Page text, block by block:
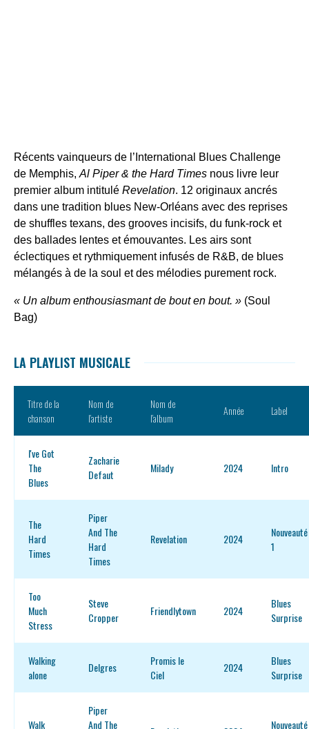
Récents vainqueurs de l’International Blues Challenge
de Memphis,Al Piper & the Hard Times nous livre leur
premier album intitulé Revelation. 12 originaux ancrés
dans une tradition blues New-Orléans avec des reprises
de shuffles texans, des grooves incisifs, du funk-rock et
des ballades lentes et émouvantes. Les airs sont
éclectiques et rythmiquement infusés de R&B, de blues
mélangés à de la soul et des mélodies purement rock.
« Un album enthousiasmant de bout en bout. » (Soul
Bag)
LA PLAYLIST MUSICALE
Titre de la
chanson
Nom de
l’artiste
Nom de
l’album
Année Label
I've Got
The
Blues
Zacharie
Defaut
Milady 2024 Intro
The
Hard
Times
Piper
And The
Hard
Times
Revelation 2024
Nouveauté
1
Too
Much
Stress
Steve
Cropper
Friendlytown 2024
Blues
Surprise
Walking
alone
Delgres
Promis le
Ciel
2024
Blues
Surprise
Walk
Piper
And The
Nouveauté